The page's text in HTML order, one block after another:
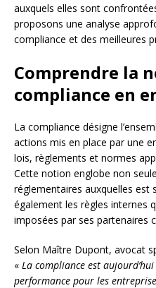
auxquels elles sont
proposons une analyse
compliance et des meilleures
Comprendre la
compliance en
La compliance désigne
actions mis en place par une
lois, règlements et normes
Cette notion englobe non
réglementaires auxquelles est
également les règles internes
imposées par ses partenaires
Selon Maître Dupont, avocat
« La compliance est
performance pour les